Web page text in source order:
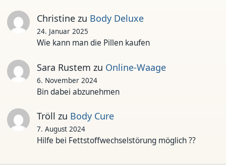
Christinezu Body Deluxe
24. Januar 2025
Wie kann man die Pillen kaufen
Sara Rustem zu Online-Waage
6. November 2024
Bin dabei abzunehmen
Tröll zu Body Cure
7. August 2024
Hilfe bei Fettstoffwechselstörung möglich ??